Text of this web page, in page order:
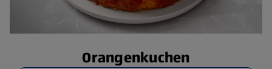
Orangenkuchen